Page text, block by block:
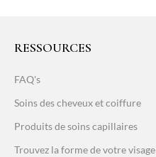
RESSOURCES
FAQ's
Soins des cheveux et coiffure
Produits de soins capillaires
Trouvez la forme de votre visage